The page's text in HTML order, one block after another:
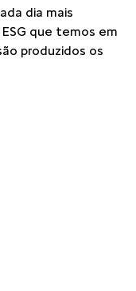
dia mais
que temos em
produzidos os